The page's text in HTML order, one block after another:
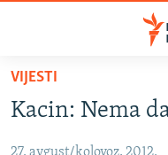
Pređite
glavni
VIJESTI
Kacin: Nema